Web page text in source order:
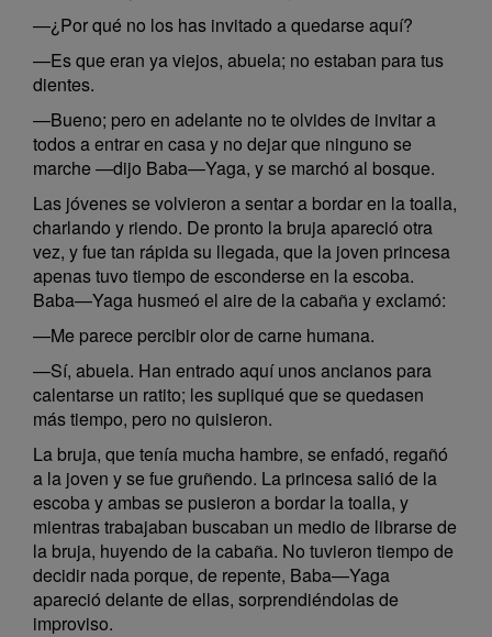
—¿Por qué no los has invitado a quedarse aquí?
—Es que eran ya viejos, abuela; no estaban para tus
dientes.
—Bueno; pero en adelante no te olvides de invitar a
todos a entrar en casa y no dejar que ninguno se
marche —dijo Baba—Yaga, y se marchó al bosque.
Las jóvenes se volvieron a sentar a bordar en la toalla,
charlando y riendo. De pronto la bruja apareció otra
vez, y fue tan rápida su llegada, que la joven princesa
apenas tuvo tiempo de esconderse en la escoba.
Baba—Yaga husmeó el aire de la cabaña y exclamó:
—Me parece percibir olor de carne humana.
—Sí, abuela. Han entrado aquí unos ancianos para
calentarse un ratito; les supliqué que se quedasen
más tiempo, pero no quisieron.
La bruja, que tenía mucha hambre, se enfadó, regañó
a la joven y se fue gruñendo. La princesa salió de la
escoba y ambas se pusieron a bordar la toalla, y
mientras trabajaban buscaban un medio de librarse de
la bruja, huyendo de la cabaña. No tuvieron tiempo de
decidir nada porque, de repente, Baba—Yaga
apareció delante de ellas, sorprendiéndolas de
improviso.